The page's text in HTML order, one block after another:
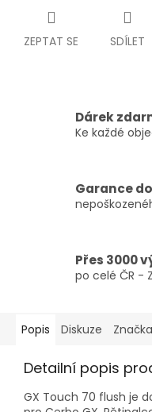
ZEPTAT SE SDÍLET
Dárek
Ke každé
Garance
Přes 3000
po celé ČR -
Popis Diskuze Značka
Detailní popis
GX Touch 70 flush je